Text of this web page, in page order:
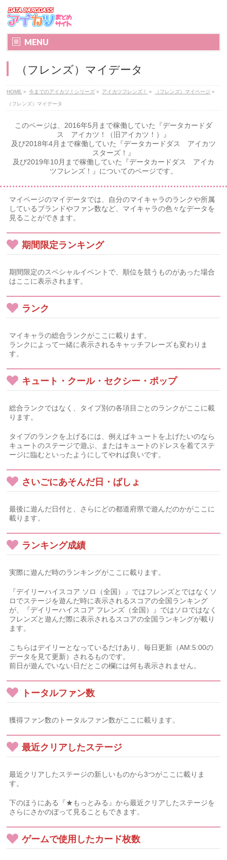
MENU
（フレンズ）マイデータ
HOME » 今までのアイカツ！シリーズ » アイカツフレンズ！ » （フレンズ）マイページ »
（フレンズ）マイデータ
このページは、2016年5月まで稼働していた『データカードダ
ス アイカツ！（旧アイカツ！）』
及び2018年4月まで稼働していた『データカードダス アイカツ
スターズ！』
及び2019年10月まで稼働していた『データカードダス アイカ
ツフレンズ！』についてのページです。
マイページのマイデータでは、自分のマイキャラのランクや所属
しているブランドやファン数など、マイキャラの色々なデータを
見ることができます。
期間限定ランキング
期間限定のスペシャルイベントで、順位を競うものがあった場合
はここに表示されます。
ランク
マイキャラの総合ランクがここに載ります。
ランクによって一緒に表示されるキャッチフレーズも変わりま
す。
キュート・クール・セクシー・ポップ
総合ランクではなく、タイプ別の各項目ごとのランクがここに載
ります。
タイプのランクを上げるには、例えばキュートを上げたいのなら
キュートのステージで遊ぶ、またはキュートのドレスを着てステ
ージに臨むといったようにしてやれば良いです。
さいごにあそんだ日・ばしょ
最後に遊んだ日付と、さらにどの都道府県で遊んだのかがここに
載ります。
ランキング成績
実際に遊んだ時のランキングがここに載ります。
『デイリーハイスコア ソロ（全国）』ではフレンズとではなくソ
ロでステージを遊んだ時に表示されるスコアの全国ランキング
が、『デイリーハイスコア フレンズ（全国）』ではソロではなく
フレンズと遊んだ際に表示されるスコアの全国ランキングが載り
ます。
こちらはデイリーとなっているだけあり、毎日更新（AM:5:00の
データを見て更新）されるものです。
前日が遊んでいない日だとこの欄には何も表示されません。
トータルファン数
獲得ファン数のトータルファン数がここに載ります。
最近クリアしたステージ
最近クリアしたステージの新しいものから3つがここに載りま
す。
下のほうにある『★もっとみる』から最近クリアしたステージを
さらにさかのぼって見ることもできます。
ゲームで使用したカード枚数